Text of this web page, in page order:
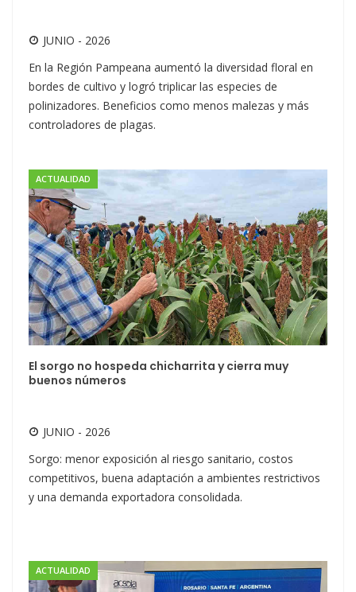
JUNIO - 2026
En la Región Pampeana aumentó la diversidad floral en
bordes de cultivo y logró triplicar las especies de
polinizadores. Beneficios como menos malezas y más
controladores de plagas.
ACTUALIDAD
El sorgo no hospeda chicharrita y cierra muy
buenos números
JUNIO - 2026
Sorgo: menor exposición al riesgo sanitario, costos
competitivos, buena adaptación a ambientes restrictivos
y una demanda exportadora consolidada.
ACTUALIDAD